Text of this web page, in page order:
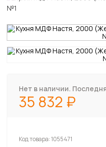
Нет в наличии.
35 832
Код товара:1055471